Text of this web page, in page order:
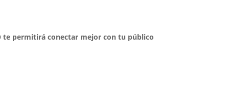
te permitirá conectar mejor con tu público